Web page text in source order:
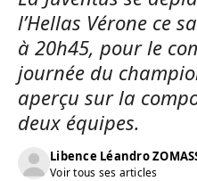
l’Hellas Vérone ce
à 20h45, pour le
journée du
aperçu sur la
deux équipes.
Libence Léandro
Voir tous ses articles